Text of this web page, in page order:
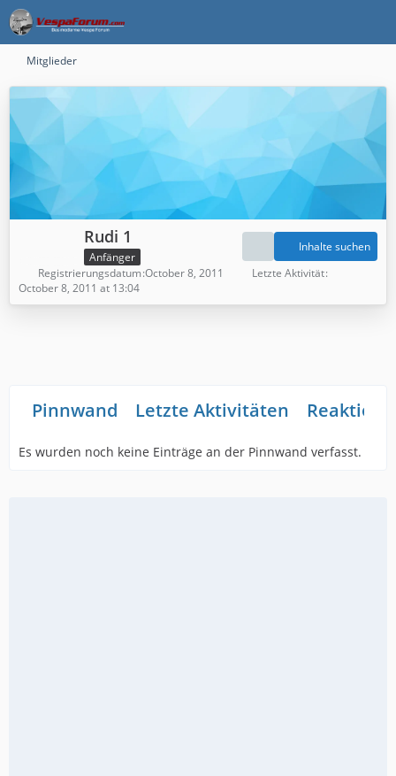
Mitglieder
Rudi 1
Anfänger
Inhalte suchen
Registrierungsdatum October 8, 2011
Letzte Aktivität
October 8, 2011 at 13:04
Pinnwand Letzte Aktivitäten
Es wurden noch keine Einträge an der Pinnwand verfasst.